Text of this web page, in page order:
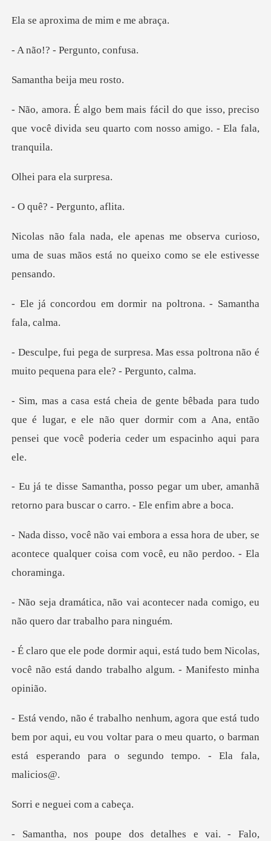
xima de mim
- Pergunt
beija me
ue isso, preciso
que você divida seu quar
ara ela
- Pergunto
bserva curioso,
uma de suas mãos está n
dormir na poltrona. -
Mas essa poltrona não é
muito peq
que é lugar, e ele não quer dormir com a Ana, então
pens
gar um uber, amanhã
retorno para bus
hora de uber, se
acontece qualquer coisa c
acontecer nada comigo, eu
não q
tudo bem Nicolas,
você não está dando tr
bem por aqui, eu vou voltar para o meu quarto, o barman
eguei com
pe dos detalhes e va